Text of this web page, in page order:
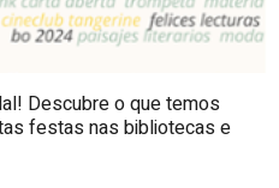
Descubre o que temos
festas nas bibliotecas e